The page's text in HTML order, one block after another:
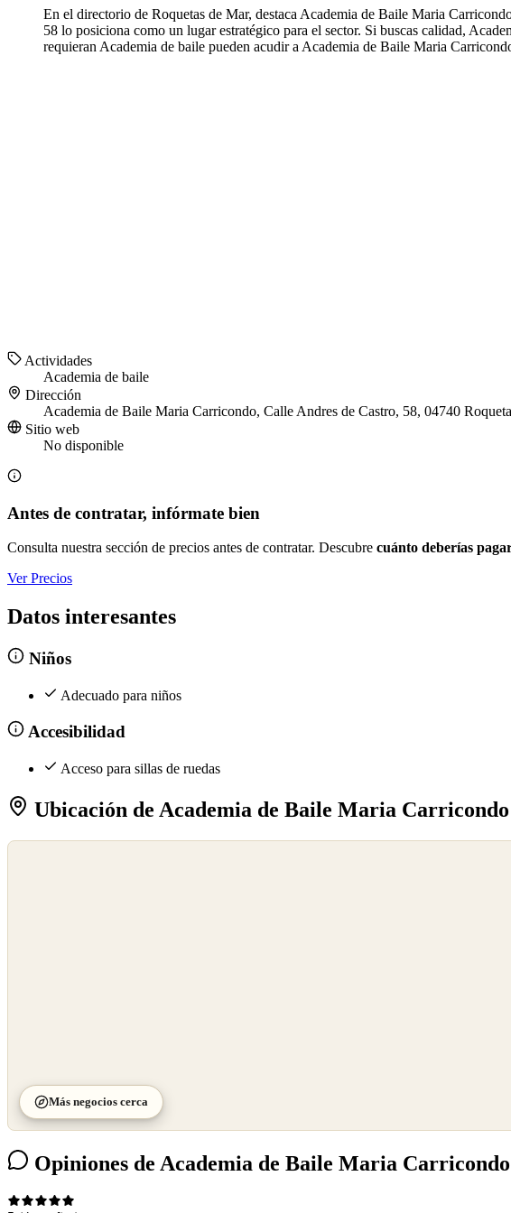
En el directorio de Roquetas de Mar, destaca Academia de Baile Maria
58 lo posiciona como un lugar estratégico para el sector. Si buscas calidad,
requieran Academia de baile pueden acudir a Academia de Baile Maria
Actividades
Academia de baile
Dirección
Academia de Baile Maria Carricondo, Calle Andres de Castro, 58, 04740
Sitio web
No disponible
Antes de contratar, infórmate bien
Consulta nuestra sección de precios antes de contratar. Descubre cuánto deberías
Ver Precios
Datos interesantes
Niños
Adecuado para niños
Accesibilidad
Acceso para sillas de ruedas
Ubicación de Academia de Baile Maria Carricondo
Más negocios cerca
Opiniones de Academia de Baile Maria Carricondo